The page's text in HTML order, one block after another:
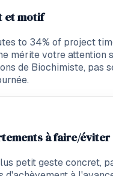
et motif
to 34% of project
mérite votre attention
de Biochimiste, pas
à faire/éviter
petit geste concret,